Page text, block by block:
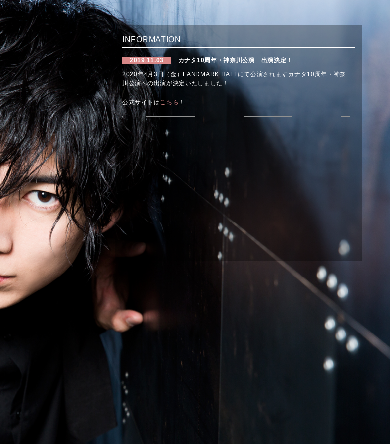
INFORMATION
2019.11.03
カナタ10周年・神奈川公演 出演決定！
2020年4月3日（金）LANDMARK HALLにて公演されますカナタ10周年・神奈
川公演への出演が決定いたしました！
公式サイトはこちら ！